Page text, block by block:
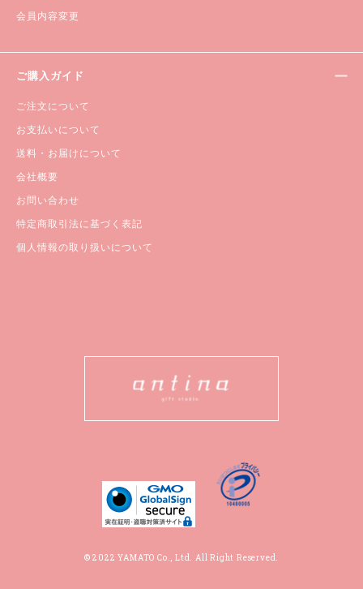
会員内容変更
ご購入ガイド
ご注文について
お支払いについて
送料・お届けについて
会社概要
お問い合わせ
特定商取引法に基づく表記
個人情報の取り扱いについて
© 2022 YAMATO Co., Ltd. All Right Reserved.